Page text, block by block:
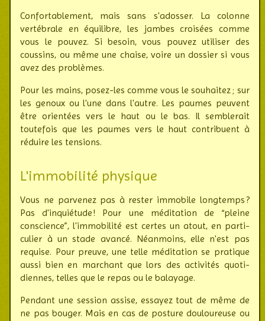
Confortablement, mais sans s'adosser. La colonne
verté­brale en équi­libre, les jambes croi­sées comme
vous le pouvez. Si besoin, vous pouvez utiliser des
coussins, ou même une chaise, voire un dossier si vous
avez des pro­blèmes.
Pour les mains, posez-les comme vous le souhaitez ; sur
les genoux ou l'une dans l'autre. Les paumes peuvent
être orien­tées vers le haut ou le bas. Il sem­ble­rait
toute­fois que les paumes vers le haut contri­buent à
réduire les tensions.
L'immobilité physique
Vous ne parvenez pas à rester immobile longtemps ?
Pas d'inquié­tude ! Pour une médi­tation de “pleine
conscience”, l'immo­bi­lité est certes un atout, en parti­
cu­lier à un stade avancé. Néan­moins, elle n'est pas
requise. Pour preuve, une telle médi­tation se pratique
aussi bien en mar­chant que lors des acti­vi­tés quo­ti­
diennes, telles que le repas ou le balayage.
Pendant une session assise, essayez tout de même de
ne pas bouger. Mais en cas de posture dou­lou­reuse ou